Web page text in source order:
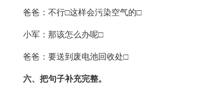
爸爸：不行□这样会污染空气的□
小军：那该怎么办呢□
爸爸：要送到废电池回收处□
六、把句子补充完整。